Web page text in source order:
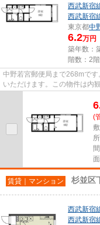
西武新宿
西武新宿
東京都中
6.2万円
築年数：
階数：2
中野若宮郵便局まで268mで
いただけます。この物件は内
(
賃貸｜マンション 杉並区
西武新宿
西武新宿